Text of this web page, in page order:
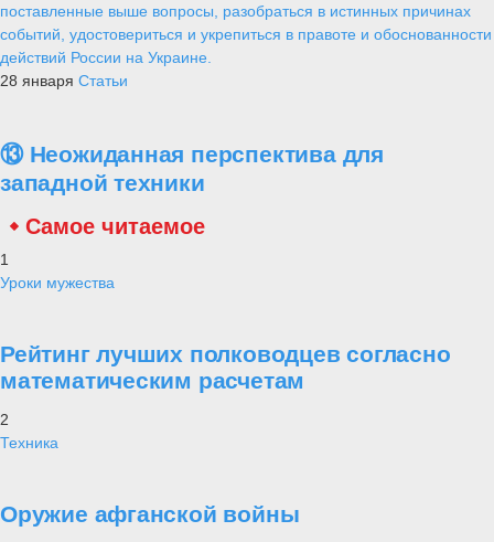
поставленные выше вопросы, разобраться в истинных причинах
событий, удостовериться и укрепиться в правоте и обоснованности
действий России на Украине.
28 января Статьи
⑬ Неожиданная перспектива для
западной техники
Самое читаемое
1
Уроки мужества
Рейтинг лучших полководцев согласно
математическим расчетам
2
Техника
Оружие афганской войны